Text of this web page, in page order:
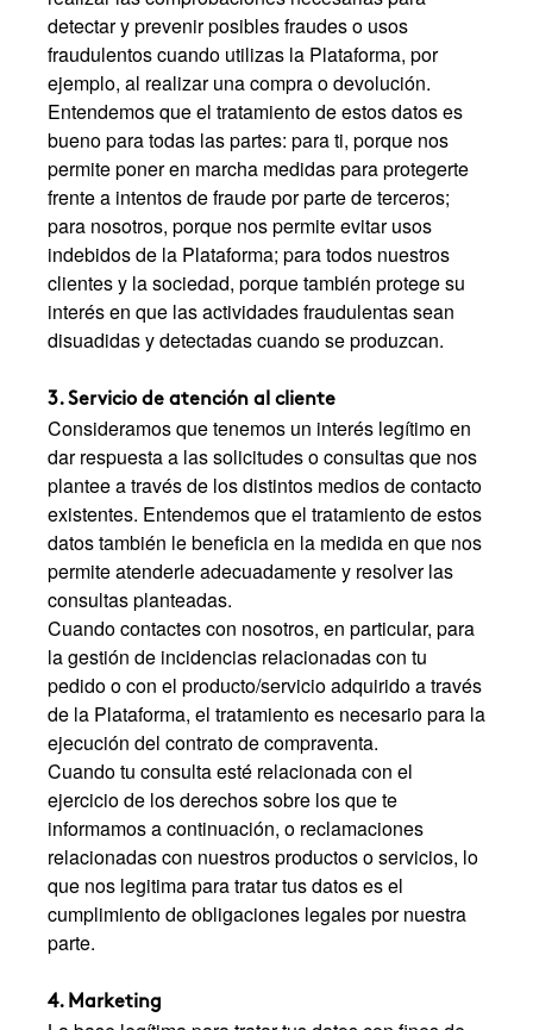
detectar y prevenir posibles fraudes o usos
fraudulentos cuando utilizas la Plataforma, por
ejemplo, al realizar una compra o devolución.
Entendemos que el tratamiento de estos datos es
bueno para todas las partes: para ti, porque nos
permite poner en marcha medidas para protegerte
frente a intentos de fraude por parte de terceros;
para nosotros, porque nos permite evitar usos
indebidos de la Plataforma; para todos nuestros
clientes y la sociedad, porque también protege su
interés en que las actividades fraudulentas sean
disuadidas y detectadas cuando se produzcan.
3. Servicio de atención al cliente
Consideramos que tenemos un interés legítimo en
dar respuesta a las solicitudes o consultas que nos
plantee a través de los distintos medios de contacto
existentes. Entendemos que el tratamiento de estos
datos también le beneficia en la medida en que nos
permite atenderle adecuadamente y resolver las
consultas planteadas.
Cuando contactes con nosotros, en particular, para
la gestión de incidencias relacionadas con tu
pedido o con el producto/servicio adquirido a través
de la Plataforma, el tratamiento es necesario para la
ejecución del contrato de compraventa.
Cuando tu consulta esté relacionada con el
ejercicio de los derechos sobre los que te
informamos a continuación, o reclamaciones
relacionadas con nuestros productos o servicios, lo
que nos legitima para tratar tus datos es el
cumplimiento de obligaciones legales por nuestra
parte.
4. Marketing